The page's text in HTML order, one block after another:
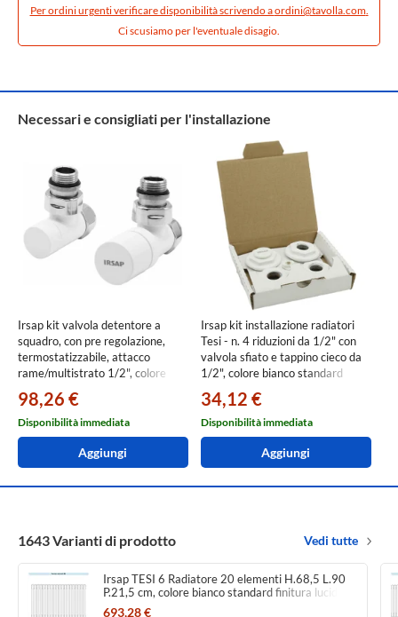
Per ordini urgenti verificare disponibilità scrivendo aordini@tavolla.com.
Ci scusiamo per l'eventuale disagio.
Necessari e consigliati per l'installazione
Irsap kit valvola detentore a
squadro, con pre regolazione,
termostatizzabile, attacco
rame/multistrato 1/2", colore
Cod.01 VALKITSQUCU01
98,26 €
Disponibilità immediata
Aggiungi
Irsap kit installazione radiatori
Tesi - n. 4 riduzioni da 1/2" con
valvola sfiato e tappino cieco da
1/2", colore bianco standard
CONFIR04TAP1201
34,12 €
Disponibilità immediata
Aggiungi
1643 Varianti di prodotto Vedi tutte
Irsap TESI 6 Radiatore 20 elementi H.68,5 L.90
P.21,5 cm, colore bianco standard finitura lucido
Cod.01 (senza tappi) RT606852001IRNON02
693,28 €